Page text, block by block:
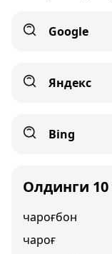
Google
Яндекс
Bing
Олдинги 10
чароғбон
чароғ